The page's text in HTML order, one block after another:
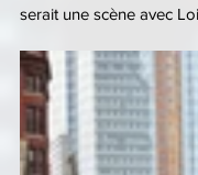
serait une scène avec